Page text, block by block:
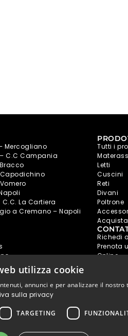
Mercogliano
C.C Campania
La Cartiera
a Cremano – Napoli
Tutti i
Letti
Cuscini
Reti
Divani
Poltrone
Acquista
Richedi
Prenota
Online
NAPOLI
utilizza cookie
annunci e per analizzare il nostro
sulla privacy
TARGETING